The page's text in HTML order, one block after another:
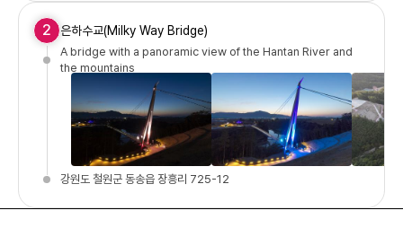
2 은하수교(Milky Way Bridge)
A bridge with a panoramic view of the Hantan River and
the mountains
강원도 철원군 동송읍 장흥리 725-12